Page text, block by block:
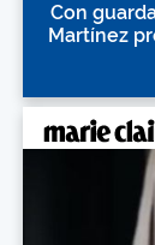
Con
Martínez